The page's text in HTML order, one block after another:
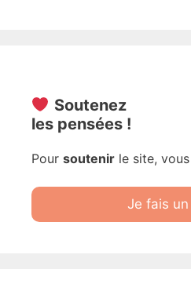
Soutenez
les pensées !
Pour soutenir le site,
Je fais